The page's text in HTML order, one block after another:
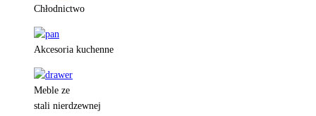
Chłodnictwo
Akcesoria kuchenne
Meble ze
stali nierdzewnej